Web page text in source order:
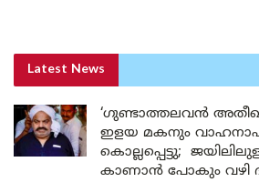
Latest News
‘ഗുണ്ടാത്തലവൻ
ഇളയ മകനും
കൊല്ലപ്പെട്ടു;
കാണാൻ പോകും വഴി